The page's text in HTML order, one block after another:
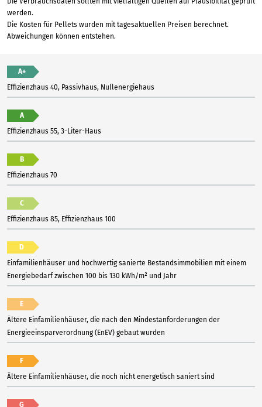
werden.
Die Kosten für Pellets wurden mit tagesaktuellen Preisen berechnet.
Abweichungen können entstehen.
A+
Effizienzhaus 40, Passivhaus, Nullenergiehaus
A
Effizienzhaus 55, 3-Liter-Haus
B
Effizienzhaus 70
C
Effizienzhaus 85, Effizienzhaus 100
D
Einfamilienhäuser und hochwertig sanierte Bestandsimmobilien mit einem
Energiebedarf zwischen 100 bis 130 kWh/m² und Jahr
E
Ältere Einfamilienhäuser, die nach den Mindestanforderungen der
Energieeinsparverordnung (EnEV) gebaut wurden
F
Ältere Einfamilienhäuser, die noch nicht energetisch saniert sind
G